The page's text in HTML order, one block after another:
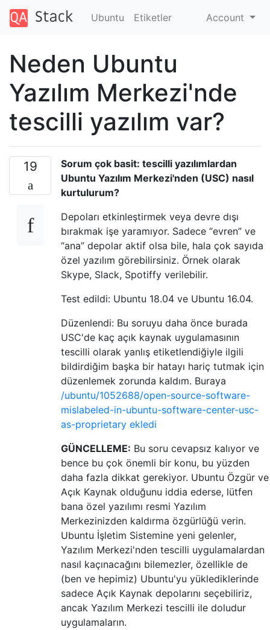
Ubuntu Etiketler Account
Neden Ubuntu
Yazılım Merkezi'nde
tescilli yazılım var?
19
Sorum çok basit: tescilli yazılımlardan
Ubuntu Yazılım Merkezi'nden (USC) nasıl
kurtulurum?
Depoları etkinleştirmek veya devre dışı
bırakmak işe yaramıyor. Sadece “evren” ve
“ana” depolar aktif olsa bile, hala çok sayıda
özel yazılım görebilirsiniz. Örnek olarak
Skype, Slack, Spotiffy verilebilir.
Test edildi: Ubuntu 18.04 ve Ubuntu 16.04.
Düzenlendi: Bu soruyu daha önce burada
USC'de kaç açık kaynak uygulamasının
tescilli olarak yanlış etiketlendiğiyle ilgili
bildirdiğim başka bir hatayı hariç tutmak için
düzenlemek zorunda kaldım. Buraya
/ubuntu/1052688/open-source-software-
mislabeled-in-ubuntu-software-center-usc-
as-proprietary ekledi
GÜNCELLEME: Bu soru cevapsız kalıyor ve
bence bu çok önemli bir konu, bu yüzden
daha fazla dikkat gerekiyor. Ubuntu Özgür ve
Açık Kaynak olduğunu iddia ederse, lütfen
bana özel yazılımı resmi Yazılım
Merkezinizden kaldırma özgürlüğü verin.
Ubuntu İşletim Sistemine yeni gelenler,
Yazılım Merkezi'nden tescilli uygulamalardan
nasıl kaçınacağını bilemezler, özellikle de
(ben ve hepimiz) Ubuntu'yu yüklediklerinde
sadece Açık Kaynak depolarını seçebiliriz,
ancak Yazılım Merkezi tescilli ile doludur
uygulamaların.